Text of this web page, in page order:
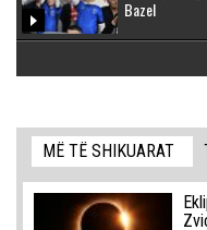
Bazel
MË TË SHIKUARAT